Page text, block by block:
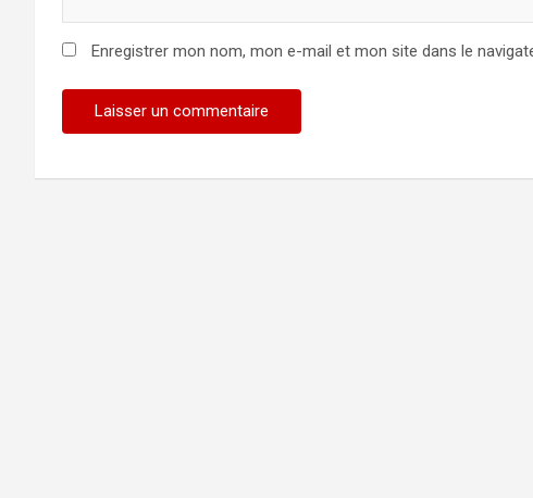
Enregistrer mon nom, mon e-mail et mon site dans le